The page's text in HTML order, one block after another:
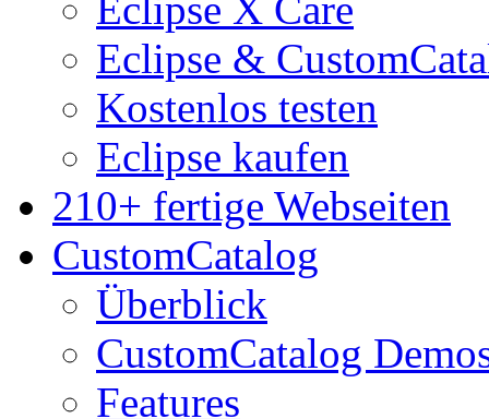
Eclipse &
Kostenlos testen
Eclipse kaufen
210+ fertige Webseiten
CustomCatalog
Überblick
CustomCatalog
Features